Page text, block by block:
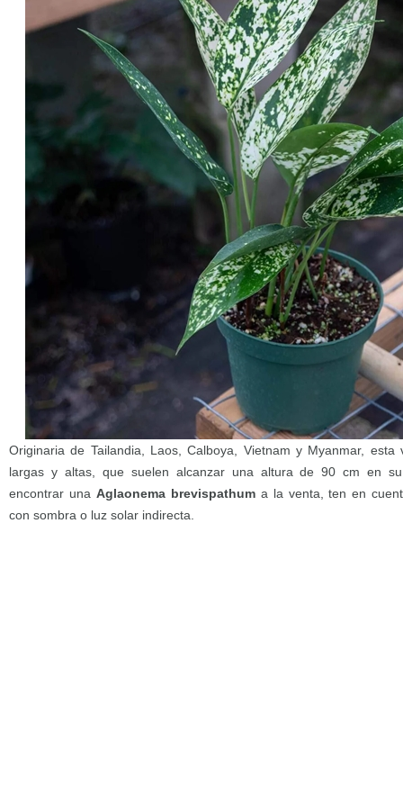
Originaria de Tailandia, Laos, Calboya, Vietnam y Myanmar, esta
largas y altas, que suelen alcanzar una altura de 90 cm en
encontrar una Aglaonema brevispathuma la venta, ten en
con sombra o luz solar indirecta.